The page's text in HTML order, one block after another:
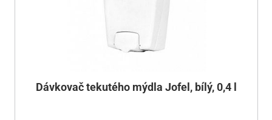
Dávkovač tekutého mýdla Jofel, bílý, 0,4 l